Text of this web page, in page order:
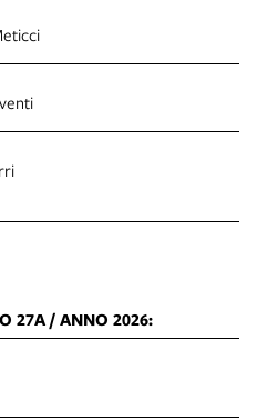
27A / ANNO 2026: